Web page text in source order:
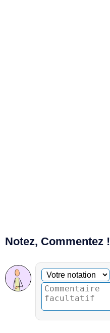
Notez, Commentez !
Commentaire facultatif
Votre notation